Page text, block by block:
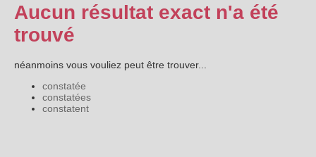
Aucun résultat exact n'a été
trouvé
néanmoins vous vouliez peut être trouver...
constatée
constatées
constatent